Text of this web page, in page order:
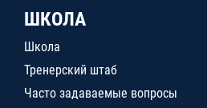
ШКОЛА
Школа
Тренерский штаб
Часто задаваемые вопросы